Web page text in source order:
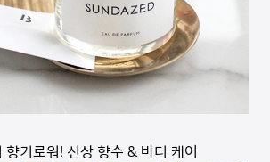
향기로워! 신상 향수 & 바디 케어